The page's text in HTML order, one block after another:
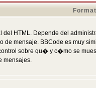
HTML. Depende del
mensaje. BBCode es muy
sobre qu� y c�mo se
mensajes.